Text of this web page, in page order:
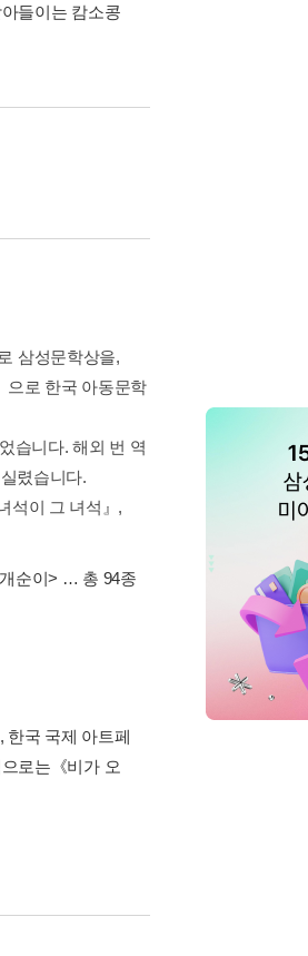
들이는 캄소콩
삼성문학상을,
으로 한국 아동문학
습니다. 해외 번 역
렸습니다.
석이 그 녀석』,
순이> … 총 94종
한국 국제 아트페
로는《비가 오